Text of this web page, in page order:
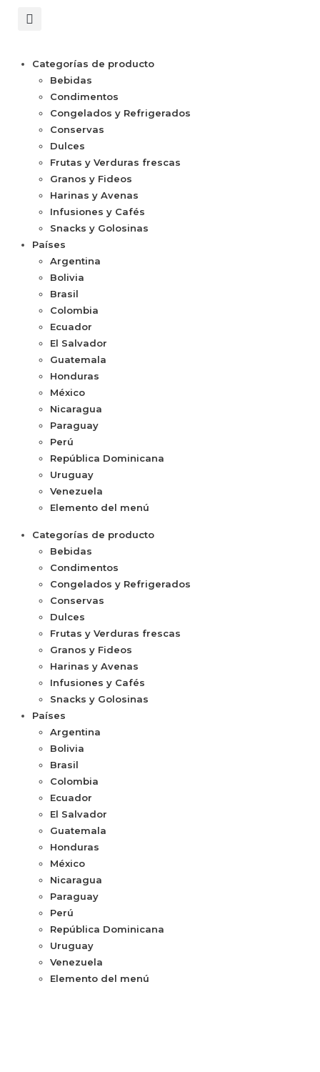
Categorías de producto
Bebidas
Condimentos
Congelados y Refrigerados
Conservas
Dulces
Frutas y Verduras frescas
Granos y Fideos
Harinas y Avenas
Infusiones y Cafés
Snacks y Golosinas
Países
Argentina
Bolivia
Brasil
Colombia
Ecuador
El Salvador
Guatemala
Honduras
México
Nicaragua
Paraguay
Perú
República Dominicana
Uruguay
Venezuela
Elemento del menú
Categorías de producto
Bebidas
Condimentos
Congelados y Refrigerados
Conservas
Dulces
Frutas y Verduras frescas
Granos y Fideos
Harinas y Avenas
Infusiones y Cafés
Snacks y Golosinas
Países
Argentina
Bolivia
Brasil
Colombia
Ecuador
El Salvador
Guatemala
Honduras
México
Nicaragua
Paraguay
Perú
República Dominicana
Uruguay
Venezuela
Elemento del menú